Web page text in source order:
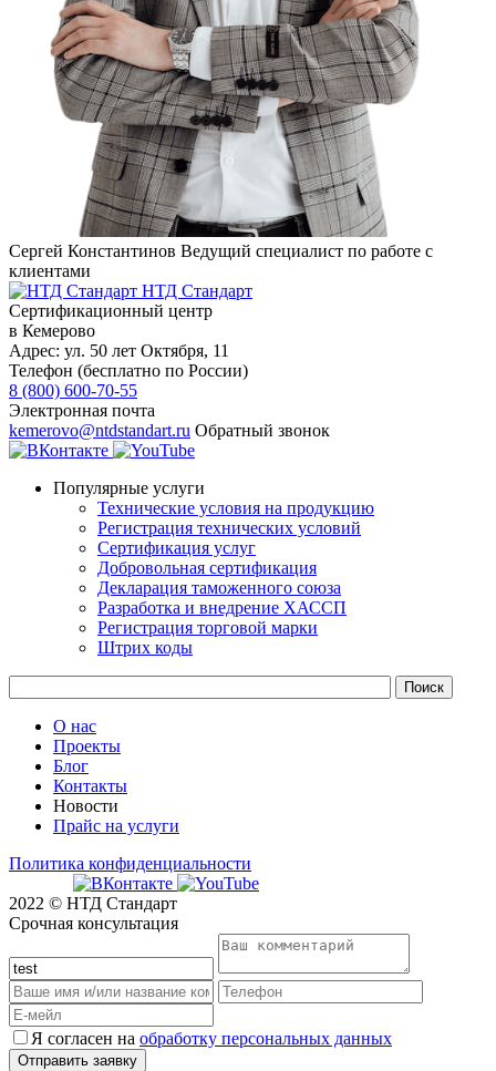
Сергей Константинов Ведущий специалист по работе с
клиентами
НТД Стандарт
Сертификационный центр
в Кемерово
Адрес: ул. 50 лет Октября, 11
Телефон (бесплатно по России)
8 (800) 600-70-55
Электронная почта
kemerovo@ntdstandart.ru Обратный звонок
Популярные услуги
Технические условия на продукцию
Регистрация технических условий
Сертификация услуг
Добровольная сертификация
Декларация таможенного союза
Разработка и внедрение ХАССП
Регистрация торговой марки
Штрих коды
О нас
Проекты
Блог
Контакты
Новости
Прайс на услуги
Политика конфиденциальности
2022 © НТД Стандарт
Срочная консультация
Я согласен на обработку персональных данных